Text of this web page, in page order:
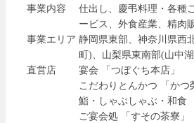
事業内容
仕出し、慶弔料理・各種
ービス、外食産業、精肉
事業エリア 静岡県東部、神奈川県西
町)、山梨県東南部(山中
直営店
宴会 「つぼぐち本店」
こだわりとんかつ 「かつ
鮨・しゃぶしゃぶ・和食
ご宴会処 「すその茶寮」